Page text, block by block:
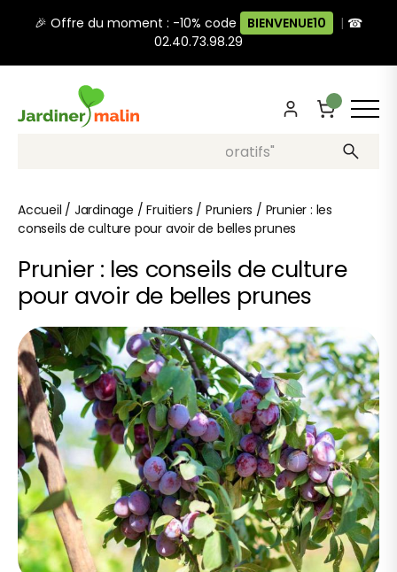
🎉 Offre du moment : -10% code BIENVENUE10 | ☎
02.40.73.98.29
Recherche, ex: "pots décoratifs"
Accueil / Jardinage /Fruitiers / Pruniers / Prunier : les
conseils de culture pour avoir de belles prunes
Prunier : les conseils de culture
pour avoir de belles prunes